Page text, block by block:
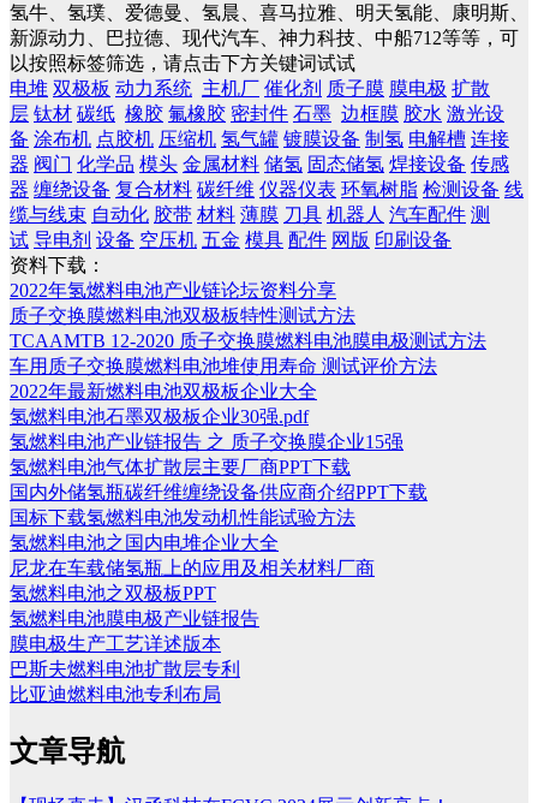
氢牛、氢璞、爱德曼、氢晨、喜马拉雅、明天氢能、康明斯、
新源动力、巴拉德、现代汽车、神力科技、中船712等等，可
以按照标签筛选，请点击下方关键词试试
电堆 双极板 动力系统 主机厂 催化剂 质子膜 膜电极 扩散
层 钛材 碳纸 橡胶 氟橡胶 密封件 石墨 边框膜 胶水 激光设
备 涂布机 点胶机 压缩机 氢气罐 镀膜设备 制氢 电解槽 连接
器 阀门 化学品 模头 金属材料 储氢 固态储氢 焊接设备 传感
器 缠绕设备 复合材料 碳纤维 仪器仪表 环氧树脂 检测设备 线
缆与线束 自动化 胶带 材料 薄膜 刀具 机器人 汽车配件 测
试 导电剂 设备 空压机 五金 模具 配件 网版 印刷设备
资料下载：
2022年氢燃料电池产业链论坛资料分享
质子交换膜燃料电池双极板特性测试方法
TCAAMTB 12-2020 质子交换膜燃料电池膜电极测试方法
车用质子交换膜燃料电池堆使用寿命 测试评价方法
2022年最新燃料电池双极板企业大全
氢燃料电池石墨双极板企业30强.pdf
氢燃料电池产业链报告 之 质子交换膜企业15强
氢燃料电池气体扩散层主要厂商PPT下载
国内外储氢瓶碳纤维缠绕设备供应商介绍PPT下载
国标下载氢燃料电池发动机性能试验方法
氢燃料电池之国内电堆企业大全
尼龙在车载储氢瓶上的应用及相关材料厂商
氢燃料电池之双极板PPT
氢燃料电池膜电极产业链报告
膜电极生产工艺详述版本
巴斯夫燃料电池扩散层专利
比亚迪燃料电池专利布局
文章导航